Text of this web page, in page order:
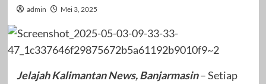
admin Mei 3, 2025
Jelajah Kalimantan News, Banjarmasin– Setiap